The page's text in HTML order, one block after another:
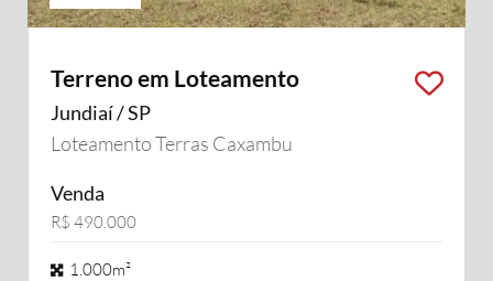
Terreno em Loteamento
Jundiaí / SP
Loteamento Terras Caxambu
Venda
R$ 490.000
1.000m²